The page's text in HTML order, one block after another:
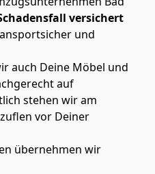
versichert
und
auch Deine Möbel und
auf
stehen wir am
vor Deiner
übernehmen wir